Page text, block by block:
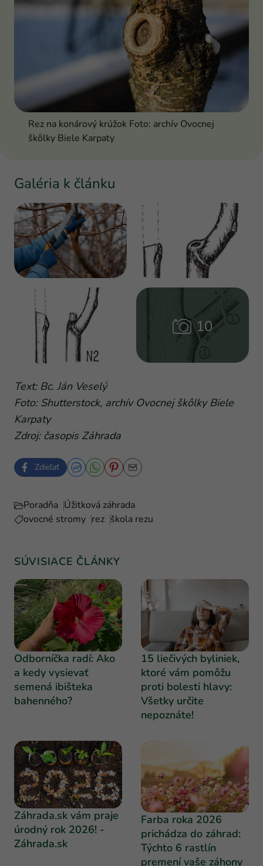
Rez na konárový krúžok Foto: archív Ovocnej
škôlky Biele Karpaty
Galéria k článku
Text: Bc. Ján Veselý
Foto: Shutterstock, archív Ovocnej škôlky Biele
Karpaty
Zdroj: časopis Záhrada
Zdieľať
Poradňa Úžitková záhrada
ovocné stromy rez škola rezu
SÚVISIACE ČLÁNKY
Odborníčka radí: Ako
a kedy vysievať
semená ibišteka
bahenného?
15 liečivých byliniek,
ktoré vám pomôžu
proti bolesti hlavy:
Všetky určite
nepoznáte!
Záhrada.sk vám praje
úrodný rok 2026! -
Záhrada.sk
Farba roka 2026
prichádza do záhrad:
Týchto 6 rastlín
premení vaše záhony